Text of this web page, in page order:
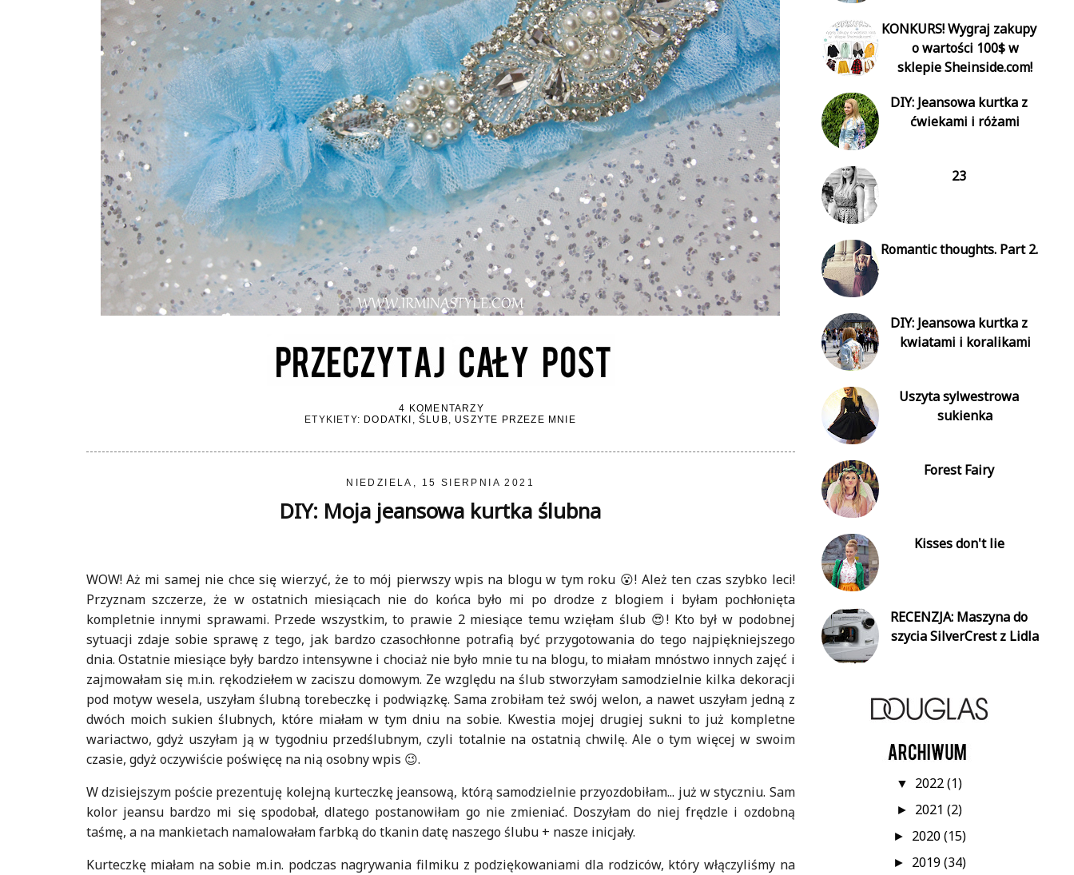
4 KOMENTARZY
ETYKIETY: DODATKI ,ŚLUB USZYTE PRZEZE MNIE
NIEDZIELA, 15 SIERPNIA 2021
DIY: Moja jeansowa kurtka ślubna
WOW! Aż mi samej nie chce się wierzyć, że to mój pierwszy wpis na blogu w tym roku 😮! Ależ ten czas szybko leci!
Przyznam szczerze, że w ostatnich miesiącach nie do końca było mi po drodze z blogiem i byłam pochłonięta
kompletnie innymi sprawami. Przede wszystkim, to prawie 2 miesiące temu wzięłam ślub 😍! Kto był w podobnej
sytuacji zdaje sobie sprawę z tego, jak bardzo czasochłonne potrafią być przygotowania do tego najpiękniejszego
dnia. Ostatnie miesiące były bardzo intensywne i chociaż nie było mnie tu na blogu, to miałam mnóstwo innych zajęć i
zajmowałam się m.in. rękodziełem w zaciszu domowym. Ze względu na ślub stworzyłam samodzielnie kilka dekoracji
pod motyw wesela, uszyłam ślubną torebeczkę i podwiązkę. Sama zrobiłam też swój welon, a nawet uszyłam jedną z
dwóch moich sukien ślubnych, które miałam w tym dniu na sobie. Kwestia mojej drugiej sukni to już kompletne
wariactwo, gdyż uszyłam ją w tygodniu przedślubnym, czyli totalnie na ostatnią chwilę. Ale o tym więcej w swoim
czasie, gdyż oczywiście poświęcę na nią osobny wpis 😉.
W dzisiejszym poście prezentuję kolejną kurteczkę jeansową, którą samodzielnie przyozdobiłam... już w styczniu. Sam
kolor jeansu bardzo mi się spodobał, dlatego postanowiłam go nie zmieniać. Doszyłam do niej frędzle i ozdobną
taśmę, a na mankietach namalowałam farbką do tkanin datę naszego ślubu + nasze inicjały.
Kurteczkę miałam na sobie m.in. podczas nagrywania filmiku z podziękowaniami dla rodziców, który włączyliśmy na
KONKURS! Wygraj zakupy
o wartości 100$ w
sklepie Sheinside.com!
DIY: Jeansowa kurtka z
ćwiekami i różami
23
Romantic thoughts. Part 2.
DIY: Jeansowa kurtka z
kwiatami i koralikami
Uszyta sylwestrowa
sukienka
Forest Fairy
Kisses don't lie
RECENZJA: Maszyna do
szycia SilverCrest z Lidla
▼ 2022(1)
► 2021(2)
► 2020(15)
► 2019(34)